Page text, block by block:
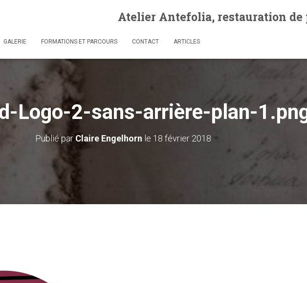
Atelier Antefolia, restauration de
GALERIE FORMATIONS ET PARCOURS CONTACT ARTICLES
Logo-2-sans-arrière-plan-
Publié par Claire Engelhorn le 18 février 2018